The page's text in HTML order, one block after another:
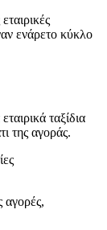
ενάρετο κύκλο
ταξίδια
της αγοράς.
αγορές,